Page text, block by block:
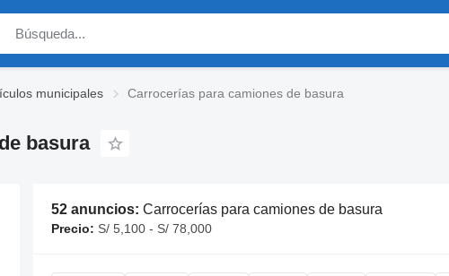
municipales Carrocerías para camiones de basura
basura
52 anuncios: Carrocerías para camiones de basura
Precio: S/ 5,100 - S/ 78,000